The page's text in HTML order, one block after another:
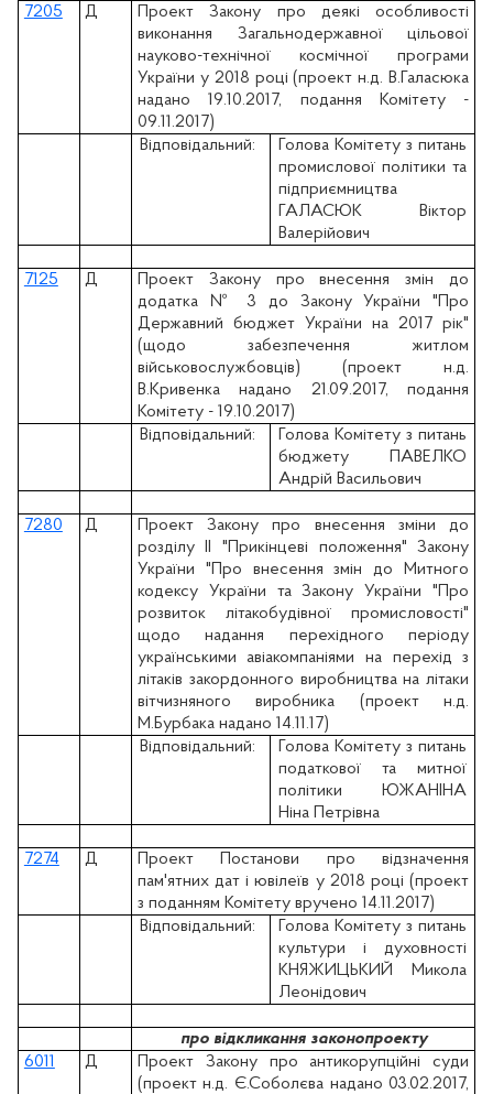
7205 Д
Проект Закону про деякі особливості
виконання Загальнодержавної цільової
науково-технічної космічної програми
України у 2018 році (проект н.д. В.Галасюка
надано 19.10.2017, подання Комітету -
09.11.2017)
Відповідальний:
Голова Комітету з питань
промислової політики та
підприємництва
ГАЛАСЮК Віктор
Валерійович
7125 Д
Проект Закону про внесення змін до
додатка № 3 до Закону України "Про
Державний бюджет України на 2017 рік"
(щодо забезпечення житлом
військовослужбовців) (проект н.д.
В.Кривенка надано 21.09.2017, подання
Комітету - 19.10.2017)
Відповідальний:
Голова Комітету з питань
бюджету ПАВЕЛКО
Андрій Васильович
7280 Д
Проект Закону про внесення зміни до
розділу ІІ "Прикінцеві положення" Закону
України "Про внесення змін до Митного
кодексу України та Закону України "Про
розвиток літакобудівної промисловості"
щодо надання перехідного періоду
українськими авіакомпаніями на перехід з
літаків закордонного виробництва на літаки
вітчизняного виробника (проект н.д.
М.Бурбака надано 14.11.17)
Відповідальний:
Голова Комітету з питань
податкової та митної
політики ЮЖАНІНА
Ніна Петрівна
7274 Д
Проект Постанови про відзначення
пам'ятних дат і ювілеїв у 2018 році (проект
з поданням Комітету вручено 14.11.2017)
Відповідальний:
Голова Комітету з питань
культури і духовності
КНЯЖИЦЬКИЙ Микола
Леонідович
про відкликання законопроекту
6011
Д
Проект Закону про антикорупційні суди
(проект н.д. Є.Соболєва надано 03.02.2017,